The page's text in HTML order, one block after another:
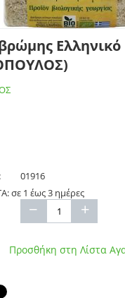
Ελληνικό
01916
σε 1 έως 3 ημέρες
+
−
Προσθήκη στη Λίστα